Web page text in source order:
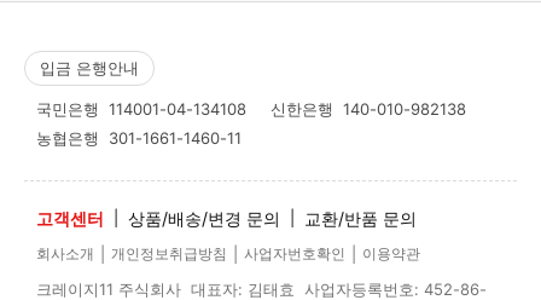
입금 은행안내
국민은행 114001-04-134108 신한은행 140-010-982138
농협은행 301-1661-1460-11
고객센터 상품/배송/변경 문의 교환/반품 문의
회사소개 개인정보취급방침 사업자번호확인 이용약관
크레이지11 주식회사 대표자: 김태효 사업자등록번호: 452-86-